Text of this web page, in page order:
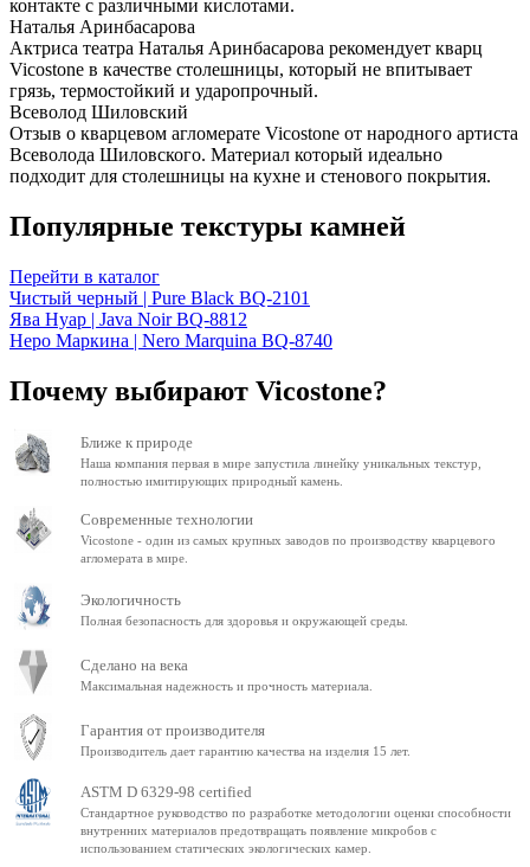
контакте с различными кислотами.
Наталья Аринбасарова
Актриса театра Наталья Аринбасарова рекомендует кварц
Vicostone в качестве столешницы, который не впитывает
грязь, термостойкий и ударопрочный.
Всеволод Шиловский
Отзыв о кварцевом агломерате Vicostone от народного артиста
Всеволода Шиловского. Материал который идеально
подходит для столешницы на кухне и стенового покрытия.
Популярные текстуры камней
Перейти в каталог
Чистый черный | Pure Black BQ-2101
Ява Нуар | Java Noir BQ-8812
Неро Маркина | Nero Marquina BQ-8740
Почему выбирают Vicostone?
Ближе к природе
Наша компания первая в мире запустила линейку уникальных текстур,
полностью имитирующих природный камень.
Современные технологии
Vicostone - один из самых крупных заводов по производству кварцевого
агломерата в мире.
Экологичность
Полная безопасность для здоровья и окружающей среды.
Сделано на века
Максимальная надежность и прочность материала.
Гарантия от производителя
Производитель дает гарантию качества на изделия 15 лет.
ASTM D 6329-98 certified
Стандартное руководство по разработке методологии оценки способности
внутренних материалов предотвращать появление микробов с
использованием статических экологических камер.